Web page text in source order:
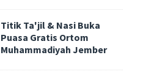
Titik Ta'jil & Nasi Buka
Puasa Gratis Ortom
Muhammadiyah Jember